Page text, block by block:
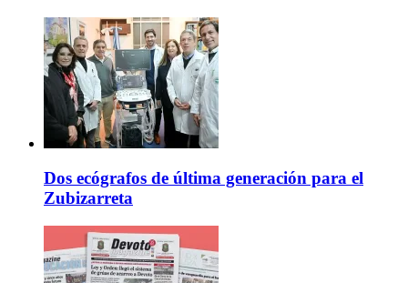
Dos ecógrafos de última generación para el
Zubizarreta